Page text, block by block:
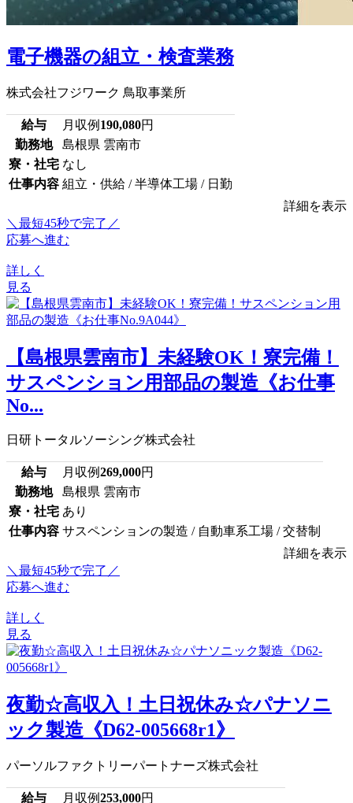
電子機器の組立・検査業務
株式会社フジワーク 鳥取事業所
給与 月収例 190,080円
勤務地
島根県 雲南市
寮・社宅 なし
仕事内容 組立・供給 / 半導体工場 / 日勤
詳細を表示
＼最短45秒で完了／
応募へ進む
詳しく
見る
【島根県雲南市】未経験OK！寮完備！
サスペンション用部品の製造《お仕事
No...
日研トータルソーシング株式会社
給与 月収例269,000円
勤務地
島根県 雲南市
寮・社宅 あり
仕事内容 サスペンションの製造 / 自動車系工場 / 交替制
詳細を表示
＼最短45秒で完了／
応募へ進む
詳しく
見る
夜勤☆高収入！土日祝休み☆パナソニ
ック製造《D62-005668r1》
パーソルファクトリーパートナーズ株式会社
給与 月収例253,000円